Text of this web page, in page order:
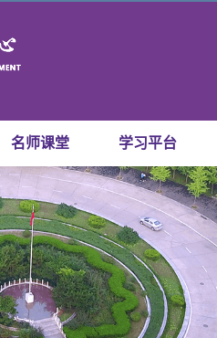
名师课堂 学习平台